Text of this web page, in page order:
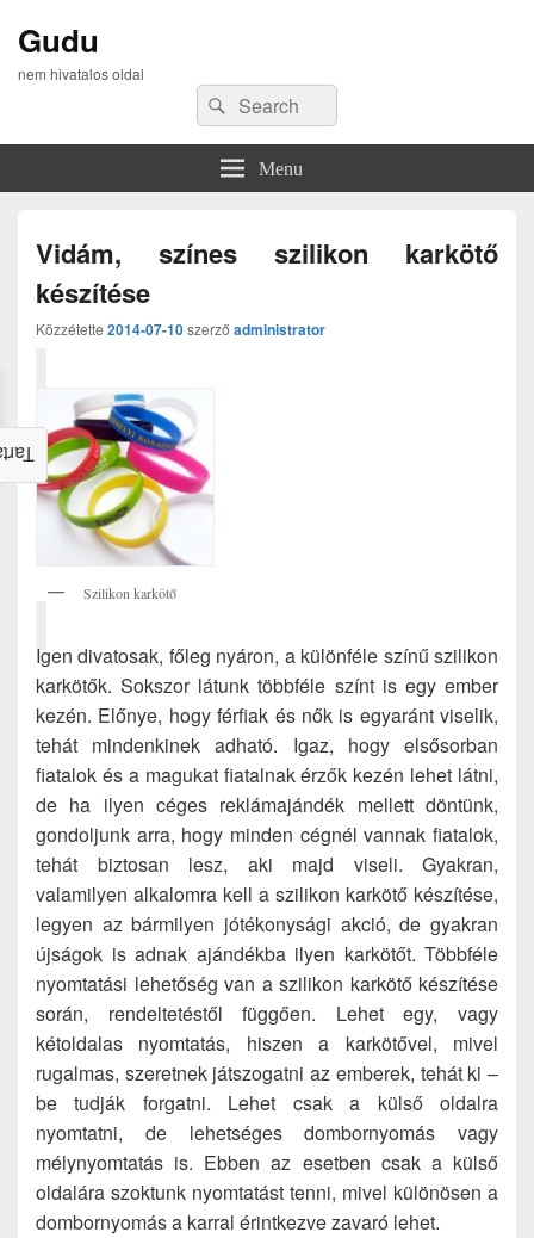
Gudu
nem hivatalos oldal
Search
for:
Search
Menu
Vidám, színes szilikon karkötő
készítése
Közzétette 2014-07-10szerző administrator
Szilikon karkötő
Igen divatosak, főleg nyáron, a különféle színű szilikon
karkötők. Sokszor látunk többféle színt is egy ember
kezén. Előnye, hogy férfiak és nők is egyaránt viselik,
tehát mindenkinek adható. Igaz, hogy elsősorban
fiatalok és a magukat fiatalnak érzők kezén lehet látni,
de ha ilyen céges reklámajándék mellett döntünk,
gondoljunk arra, hogy minden cégnél vannak fiatalok,
tehát biztosan lesz, aki majd viseli. Gyakran,
valamilyen alkalomra kell a szilikon karkötő készítése,
legyen az bármilyen jótékonysági akció, de gyakran
újságok is adnak ajándékba ilyen karkötőt. Többféle
nyomtatási lehetőség van a szilikon karkötő készítése
során, rendeltetéstől függően. Lehet egy, vagy
kétoldalas nyomtatás, hiszen a karkötővel, mivel
rugalmas, szeretnek játszogatni az emberek, tehát ki –
be tudják forgatni. Lehet csak a külső oldalra
nyomtatni, de lehetséges dombornyomás vagy
mélynyomtatás is. Ebben az esetben csak a külső
oldalára szoktunk nyomtatást tenni, mivel különösen a
dombornyomás a karral érintkezve zavaró lehet.